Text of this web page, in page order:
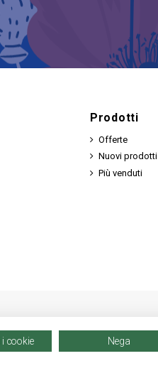
Prodotti
Offerte
Nuovi prodotti
Più venduti
cookie Nega